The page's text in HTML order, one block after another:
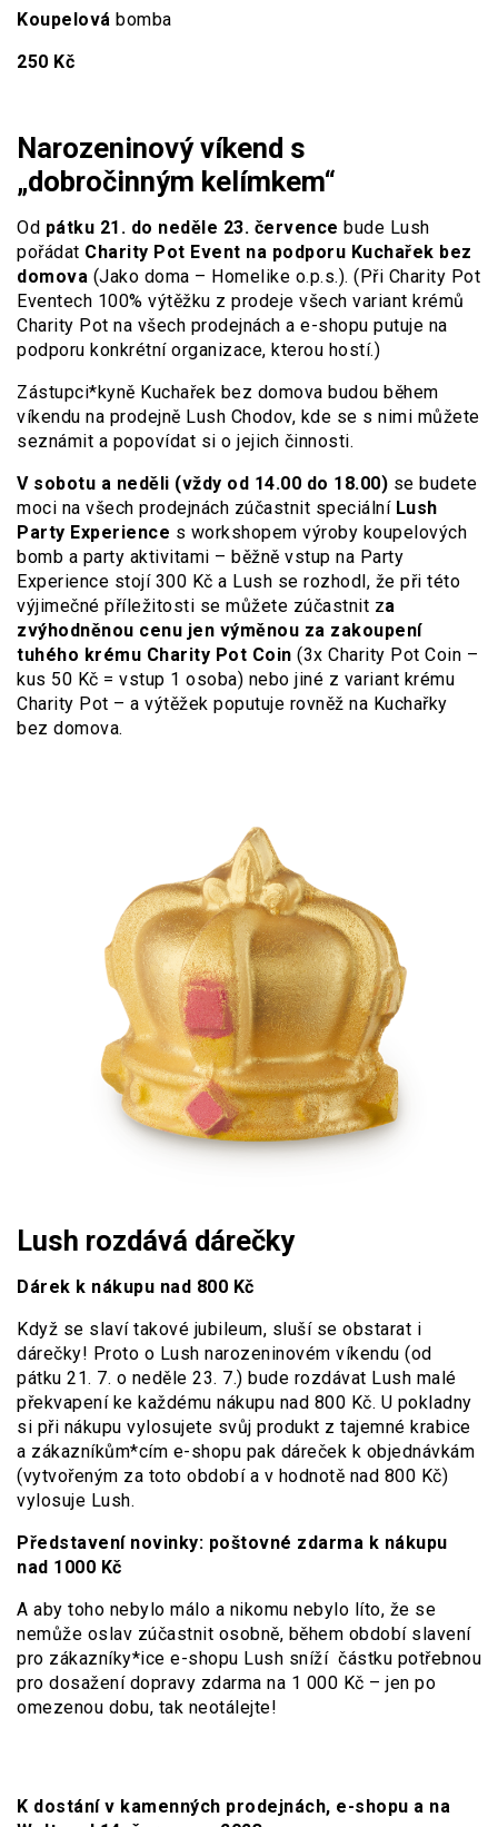
Koupelová bomba
250 Kč
Narozeninový víkend s
„dobročinným kelímkem“
Od pátku 21. do neděle 23. července bude Lush
pořádat Charity Pot Event na podporu Kuchařek bez
domova (Jako doma – Homelike o.p.s.). (Při Charity Pot
Eventech 100% výtěžku z prodeje všech variant krémů
Charity Pot na všech prodejnách a e-shopu putuje na
podporu konkrétní organizace, kterou hostí.)
Zástupci*kyně Kuchařek bez domova budou během
víkendu na prodejně Lush Chodov, kde se s nimi můžete
seznámit a popovídat si o jejich činnosti.
V sobotu a neděli (vždy od 14.00 do 18.00) se budete
moci na všech prodejnách zúčastnit speciální Lush
Party Experience s workshopem výroby koupelových
bomb a party aktivitami – běžně vstup na Party
Experience stojí 300 Kč a Lush se rozhodl, že při této
výjimečné příležitosti se můžete zúčastnit za
zvýhodněnou cenu jen výměnou za zakoupení
tuhého krému Charity Pot Coin (3x Charity Pot Coin –
kus 50 Kč = vstup 1 osoba) nebo jiné z variant krému
Charity Pot – a výtěžek poputuje rovněž na Kuchařky
bez domova.
Lush rozdává dárečky
Dárek k nákupu nad 800 Kč
Když se slaví takové jubileum, sluší se obstarat i
dárečky! Proto o Lush narozeninovém víkendu (od
pátku 21. 7. o neděle 23. 7.) bude rozdávat Lush malé
překvapení ke každému nákupu nad 800 Kč. U pokladny
si při nákupu vylosujete svůj produkt z tajemné krabice
a zákazníkům*cím e-shopu pak dáreček k objednávkám
(vytvořeným za toto období a v hodnotě nad 800 Kč)
vylosuje Lush.
Představení novinky: poštovné zdarma k nákupu
nad 1000 Kč
A aby toho nebylo málo a nikomu nebylo líto, že se
nemůže oslav zúčastnit osobně, během období slavení
pro zákazníky*ice e-shopu Lush sníží částku potřebnou
pro dosažení dopravy zdarma na 1 000 Kč – jen po
omezenou dobu, tak neotálejte!
K dostání v kamenných prodejnách, e-shopu a na